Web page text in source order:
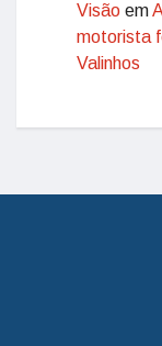
Visão em
motorista
Valinhos